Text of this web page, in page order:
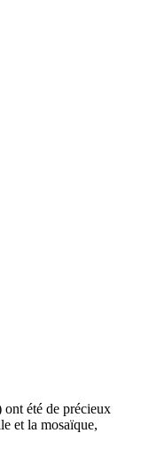
ont été de précieux
et la mosaïque,